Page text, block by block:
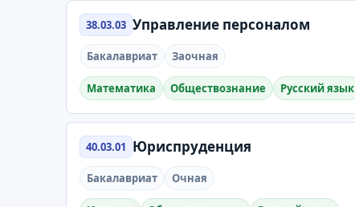
38.03.03 Управление персоналом
Бакалавриат Заочная
Математика Обществознание Русский язык
40.03.01 Юриспруденция
Бакалавриат Очная